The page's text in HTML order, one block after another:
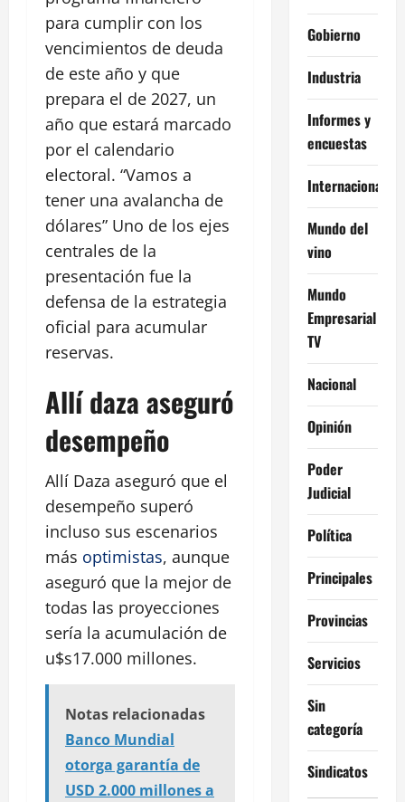
para cumplir con los
vencimientos de deuda
de este año y que
prepara el de 2027, un
año que estará marcado
por el calendario
electoral. “Vamos a
tener una avalancha de
dólares” Uno de los ejes
centrales de la
presentación fue la
defensa de la estrategia
oficial para acumular
reservas.
Allí daza aseguró
desempeño
Allí Daza aseguró que el
desempeño superó
incluso sus escenarios
más optimistas, aunque
aseguró que la mejor de
todas las proyecciones
sería la acumulación de
u$s17.000 millones.
Notas relacionadas
Banco Mundial
otorga garantía de
USD 2.000 millones a
Gobierno
Industria
Informes y
encuestas
Internacional
Mundo del
vino
Mundo
Empresarial
TV
Nacional
Opinión
Poder
Judicial
Política
Principales
Provincias
Servicios
Sin
categoría
Sindicatos